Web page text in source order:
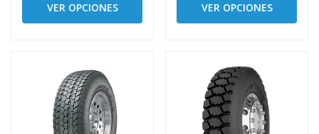
VER OPCIONES VER OPCIONES